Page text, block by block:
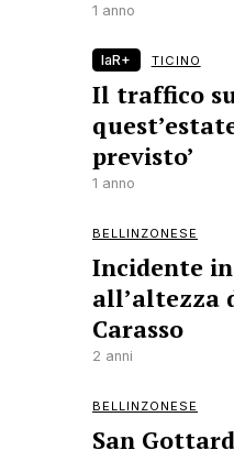
1 anno
laR+ TICINO
Il traffico
previsto’
1 anno
BELLINZONESE
Incidente
all’altezza
Carasso
2 anni
BELLINZONESE
San